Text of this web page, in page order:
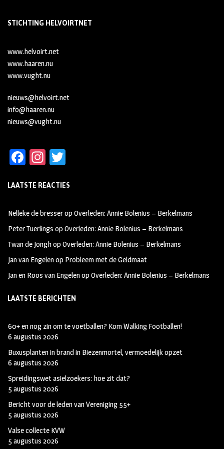
STICHTING HELVOIRTNET
www.helvoirt.net
www.haaren.nu
www.vught.nu
nieuws@helvoirt.net
info@haaren.nu
nieuws@vught.nu
Fa
b
oo
k
In
ag
m
tt
LAATSTE REACTIES
Nelleke de bresseropOverleden: Annie Bolenius – Berkelmans
Peter Tuerlings opOverleden: Annie Bolenius – Berkelmans
Twan de JonghopOverleden: Annie Bolenius – Berkelmans
Jan van Engelenop Probleem met de Geldmaat
Jan en Roos van EngelenopOverleden: Annie Bolenius – Berkelmans
LAATSTE BERICHTEN
60+ en nog zin om te voetballen? Kom Walking Footballen!
6 augustus 2026
Buxusplanten in brand in Biezenmortel, vermoedelijk opzet
6 augustus 2026
Spreidingswet asielzoekers: hoe zit dat?
5 augustus 2026
Bericht voor de leden van Vereniging 55+
5 augustus 2026
Valse collecte KVW
5 augustus 2026